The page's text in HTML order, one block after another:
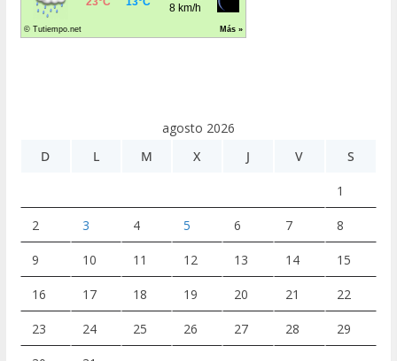
agosto 2026
D
L M X J V S
1
2 3 4 5 6 7 8
9 10 11 12 13 14 15
16 17 18 19 20 21 22
23 24 25 26 27 28 29